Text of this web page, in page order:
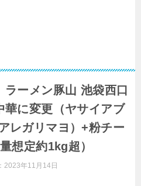
ラーメン豚山 池袋西口
華に変更（ヤサイアブ
レガリマヨ）+粉チー
想定約1kg超）
2023年11月14日